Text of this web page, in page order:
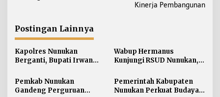
a
s
i
p
o
s
Kinerja Pembangunan
Postingan Lainnya
Kapolres Nunukan
Berganti, Bupati Irwan
Jaga Stabilitas Wilayah
Perbatasan
Wabup Hermanus
Kunjungi RSUD Nunukan,
Pelayanan Kesehatan
Pemkab Nunukan
Gandeng Perguruan
Pemerintah Kabupaten
Nunukan Perkuat Budaya